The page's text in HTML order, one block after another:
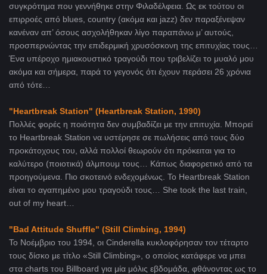
συγκρότημα που γεννήθηκε στην Φιλαδέλφεια. Ως εκ τούτου οι
επιρροές από blues, country (ακόμα και jazz) δεν παραξένεψαν
κανέναν απ’ όσους ασχολήθηκαν λίγο παραπάνω μ’ αυτούς,
προσπερνώντας την επιδερμική χρυσόσκονη της επιτυχίας τους…
Ένα υπέροχο ημιακουστικό τραγούδι που τριβελίζει το μυαλό μου
ακόμα και σήμερα, παρά το γεγονός ότι έχουν περάσει 26 χρόνια
από τότε…
"Heartbreak Station" (Heartbreak Station, 1990)
Πολλές φορές η ποιότητα δεν συμβαδίζει με την επιτυχία. Μπορεί
το Heartbreak Station να υστέρησε σε πωλήσεις από τους δύο
προκάτοχους του, αλλά πολλοί θεωρούν ότι πρόκειται για το
καλύτερο (ποιοτικά) άλμπουμ τους… Κάπως διαφορετικό από τα
προηγούμενα. Πιο σκοτεινό ενδεχομένως. Το Heartbreak Station
είναι το αγαπημένο μου τραγούδι τους… She took the last train,
out of my heart…
"Bad Attitude Shuffle" (Still Climbing, 1994)
Το Νοέμβριο του 1994, οι Cinderella κυκλοφόρησαν τον τέταρτο
τους δίσκο με τίτλο «Still Climbing», ο οποίος κατάφερε να μπει
στα charts του Billboard για μία μόλις εβδομάδα, φθάνοντας ως το